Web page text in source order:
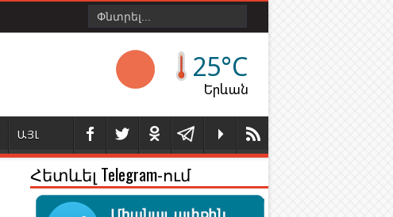
25°C
Երևան
ԱՅԼ
Հետևել Telegram-ում